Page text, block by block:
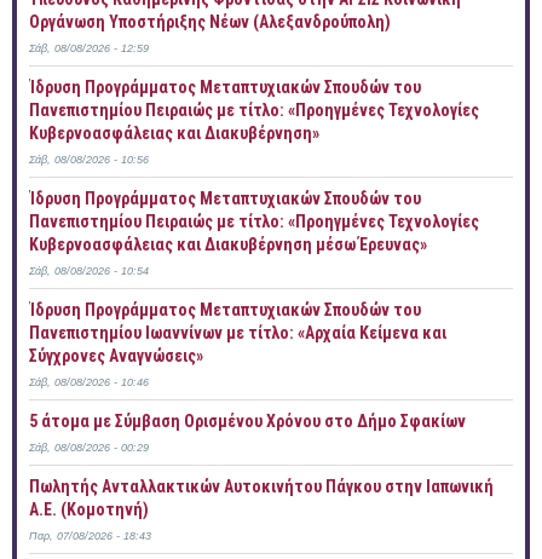
Οργάνωση Υποστήριξης Νέων (Αλεξανδρούπολη)
Σάβ, 08/08/2026 - 12:59
Ίδρυση Προγράμματος Μεταπτυχιακών Σπουδών του
Πανεπιστημίου Πειραιώς με τίτλο: «Προηγμένες Τεχνολογίες
Κυβερνοασφάλειας και Διακυβέρνηση»
Σάβ, 08/08/2026 - 10:56
Ίδρυση Προγράμματος Μεταπτυχιακών Σπουδών του
Πανεπιστημίου Πειραιώς με τίτλο: «Προηγμένες Τεχνολογίες
Κυβερνοασφάλειας και Διακυβέρνηση μέσω Έρευνας»
Σάβ, 08/08/2026 - 10:54
Ίδρυση Προγράμματος Μεταπτυχιακών Σπουδών του
Πανεπιστημίου Ιωαννίνων με τίτλο: «Αρχαία Κείμενα και
Σύγχρονες Αναγνώσεις»
Σάβ, 08/08/2026 - 10:46
5 άτομα με Σύμβαση Ορισμένου Χρόνου στο Δήμο Σφακίων
Σάβ, 08/08/2026 - 00:29
Πωλητής Ανταλλακτικών Αυτοκινήτου Πάγκου στην Ιαπωνική
Α.Ε. (Κομοτηνή)
Παρ, 07/08/2026 - 18:43